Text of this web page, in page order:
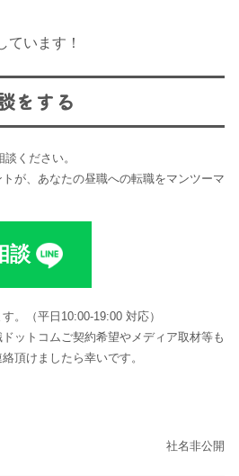
ています！
をする
ください。
が、あなたの昼職への転職をマンツーマ
談
。（平日10:00-19:00 対応​）
ットコムご契約希望やメディア取材等も
頂けましたら幸いです。
社名非公開